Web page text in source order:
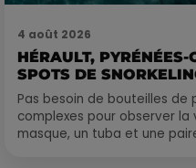
4 août 2026
HÉRAULT,
SPOTS DE
Pas besoin de bouteilles de
complexes pour observer
masque, un tuba et une